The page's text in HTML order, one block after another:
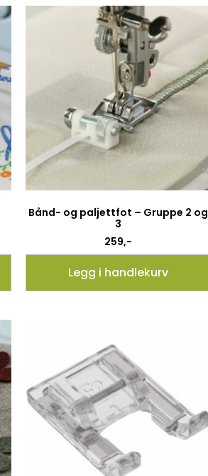
Bånd- og paljettfot – Gruppe 2 og
3
259,-
Legg i handlekurv